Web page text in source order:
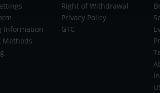
Information
Methods
Right of Withdrawal
Privacy Policy
GTC